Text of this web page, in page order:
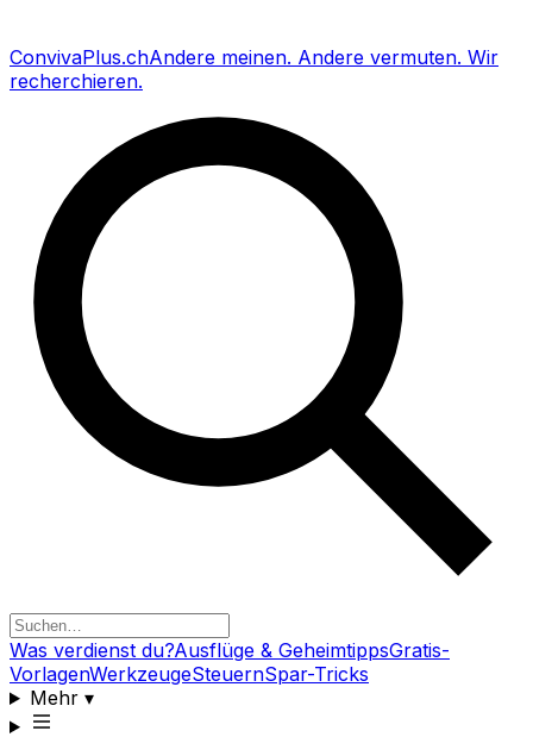
ConvivaPlus.chAndere meinen. Andere vermuten. Wir
recherchieren.
Was verdienst du?Ausflüge & GeheimtippsGratis-
VorlagenWerkzeugeSteuernSpar-Tricks
Mehr▾